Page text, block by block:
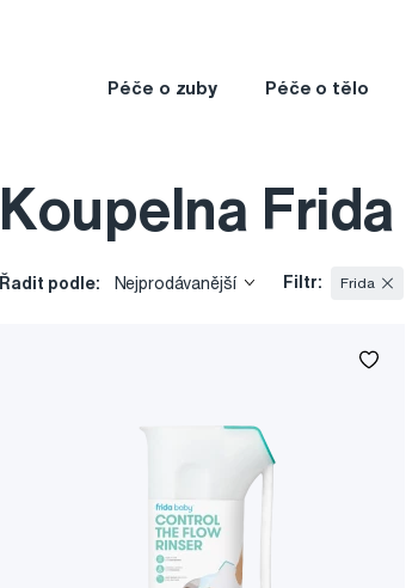
Péče o zuby Péče o tělo
Koupelna Frida
Řadit podle: Nejprodávanější Filtr: Frida